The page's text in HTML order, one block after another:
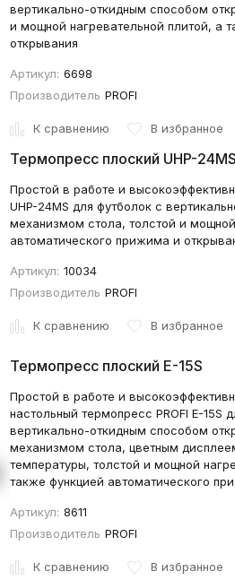
вертикально-откидным способом
и мощной нагревательной плитой, а
открывания
Артикул: 6698
Производитель PROFI
К сравнению В избранное
Термопресс плоский UHP-24MS
Простой в работе и
UHP-24MS для футболок с
механизмом стола, толстой и
автоматического прижима и
Артикул: 10034
Производитель PROFI
К сравнению В избранное
Термопресс плоский E-15S
Простой в работе и
настольный термопресс PROFI E-15S
вертикально-откидным способом
механизмом стола, цветным
температуры, толстой и мощной
также функцией автоматического
Артикул: 8611
Производитель PROFI
К сравнению В избранное